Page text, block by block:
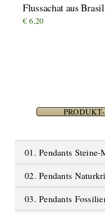
Flussachat aus
€ 6,20
01. Pendants
02. Pendants
03. Pendants